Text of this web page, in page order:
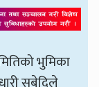
भुमिका